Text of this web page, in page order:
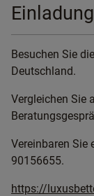
Besuchen Sie
Deutschland.
Vergleichen Sie
Vereinbaren Sie
90156655.
https://